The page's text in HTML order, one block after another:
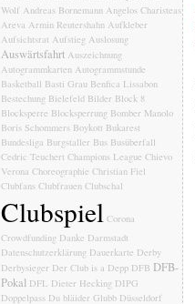
Wolf Andreas Bornemann Angelos Charisteas
Areva Armin Reutershahn Aufkleber
Aufsichtsrat Aufstieg Auslosung
Auswärtsfahrt Auszeichnung
Autogrammkarten Autogrammstunde
Basketball Basti Grau Benfica Lissabon
Bestechung Bielefeld Bilder Block 8
Blocksperre Blocksperrung Bomber Manolo
Boris Schommers Boykott Bukarest
Bundesliga Burgstaller Bus Busüberfall
Cedric Teuchert Champions League Chievo
Verona Choreographie Christian Fiel
Clubfans Clubfrauen Clubschal
Clubspiel Corona
Crowdfunding Danke Darmstadt
Datenschutzerklärung Dauerkarte Derby
Derbysieger Der Club is a Depp DFB DFB-
Pokal DFL Dieter Hecking DIPG
Doppelpass Du bläider Glubb Düsseldorf